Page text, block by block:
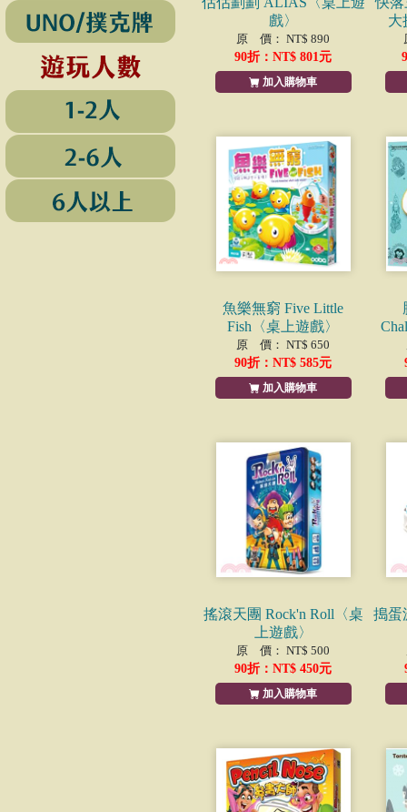
戲〉
原 價： NT$ 890
90折：NT$801元
加入購物車
大
魚樂無窮 Five Little
Fish〈桌上遊戲〉
原 價： NT$ 650
90折：NT$585元
加入購物車
搖滾天團 Rock'n Roll〈桌
上遊戲〉
原 價： NT$ 500
90折：NT$450元
加入購物車
搗蛋